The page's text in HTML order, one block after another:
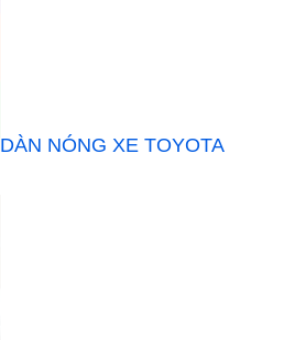
DÀN NÓNG XE TOYOTA